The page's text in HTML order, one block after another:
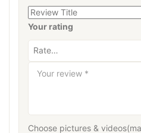
Your rating
Your review *
Choose pictures &